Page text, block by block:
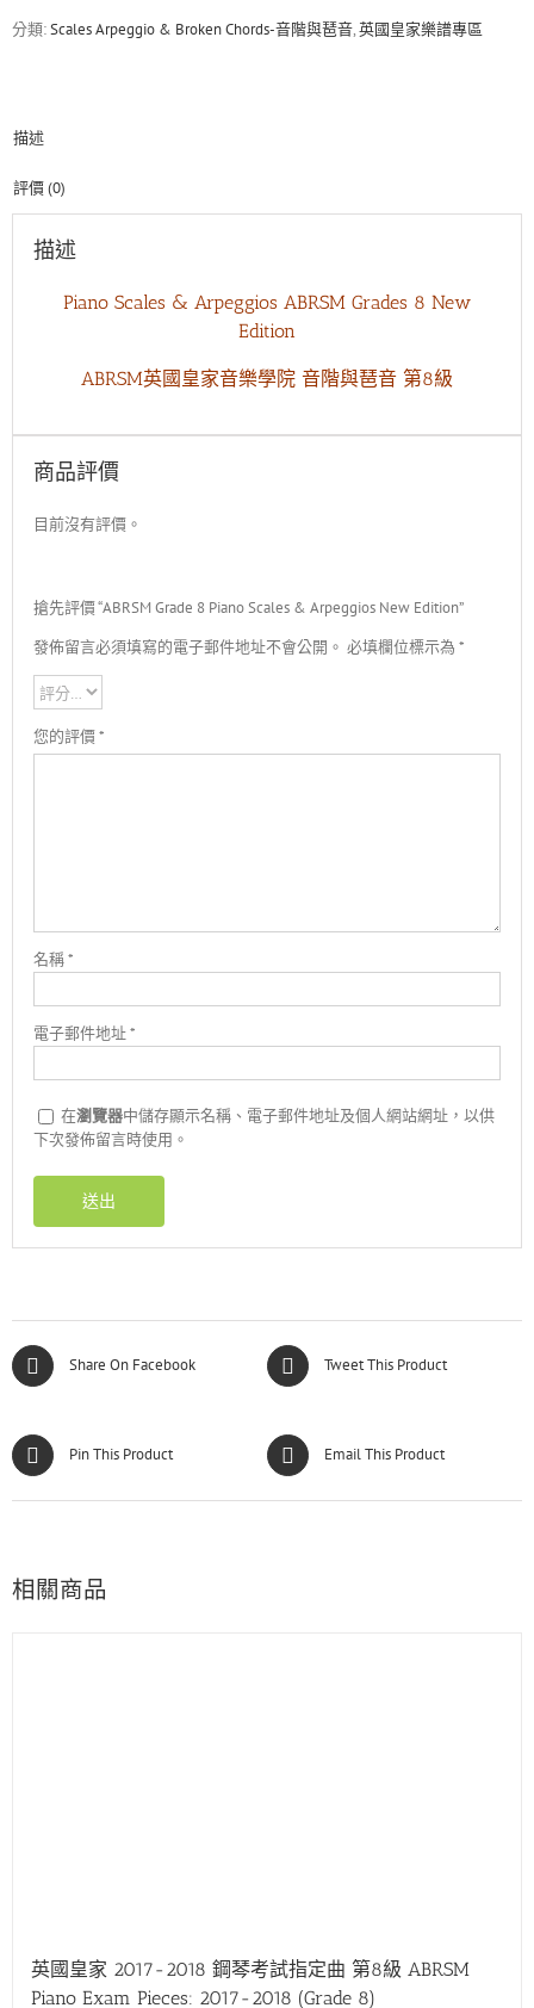
Scales
分類:Scales Arpeggio & Broken Chords-音階與琶音,英國皇家樂譜專區
描述
評價 (0)
描述
Piano Scales & Arpeggios ABRSM Grades 8 New
Edition
ABRSM英國皇家音樂學院 音階與琶音 第8級
商品評價
目前沒有評價。
搶先評價 “ABRSM Grade 8 Piano Scales & Arpeggios New Edition”
發佈留言必須填寫的電子郵件地址不會公開。 必填欄位標示為*
您的評價*
名稱*
電子郵件地址*
在瀏覽器中儲存顯示名稱、電子郵件地址及個人網站網址，以供
下次發佈留言時使用。
Share On Facebook Tweet This Product
Pin This Product Email This Product
相關商品
英國皇家 2017-2018 鋼琴考試指定曲 第8級 ABRSM
Piano Exam Pieces: 2017-2018 (Grade 8)